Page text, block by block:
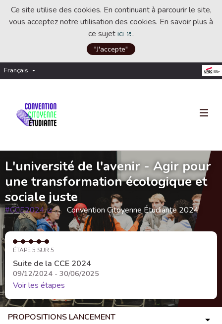
Ce site utilise des cookies. En continuant à parcourir le site,
vous acceptez notre utilisation des cookies. En savoir plus à
ce sujetici
(Lien externe)
.
"J'accepte"
Français Choisir la langue
L'université de l'avenir - Agir pour
une transformation écologique et
sociale juste
#CCE2024
(Lien externe)
Convention Citoyenne Étudiante 2024
ÉTAPE 5 SUR 5
Suite de la CCE 2024
09/12/2024 - 30/06/2025
Voir les étapes
PROPOSITIONS LANCEMENT